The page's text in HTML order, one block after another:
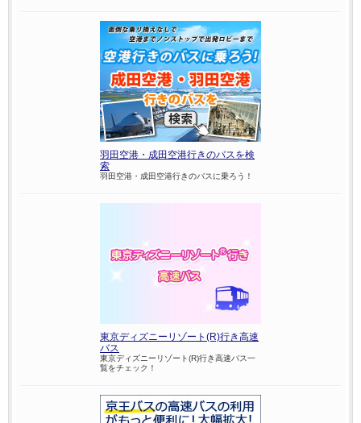
羽田空港・成田空港行きのバスを検
索
羽田空港・成田空港行きのバスに乗ろう！
東京ディズニーリゾート(R)行き高速
バス
東京ディズニーリゾート(R)行き高速バス一
覧をチェック！